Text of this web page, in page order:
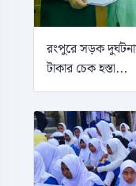
রংপুরে সড়ক
টাকার চেক হস্তা...